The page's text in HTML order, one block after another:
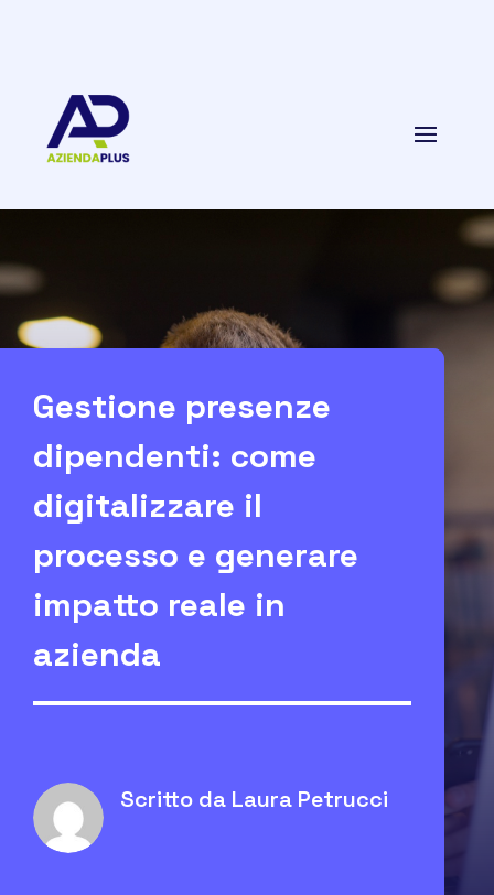
Gestione presenze
dipendenti: come
digitalizzare il
processo e generare
impatto reale in
azienda
Scritto da Laura Petrucci